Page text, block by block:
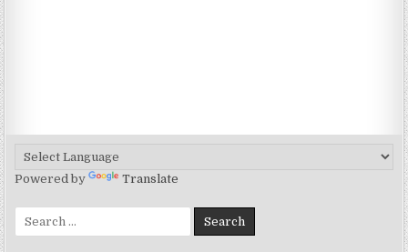
Powered by Translate
Search for: